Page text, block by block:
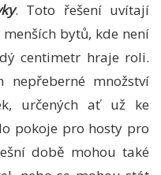
. Toto řešení uvítají
bytů, kde není
centimetr hraje roli.
nepřeberné množství
určených ať už ke
pokoje pro hosty pro
době mohou také